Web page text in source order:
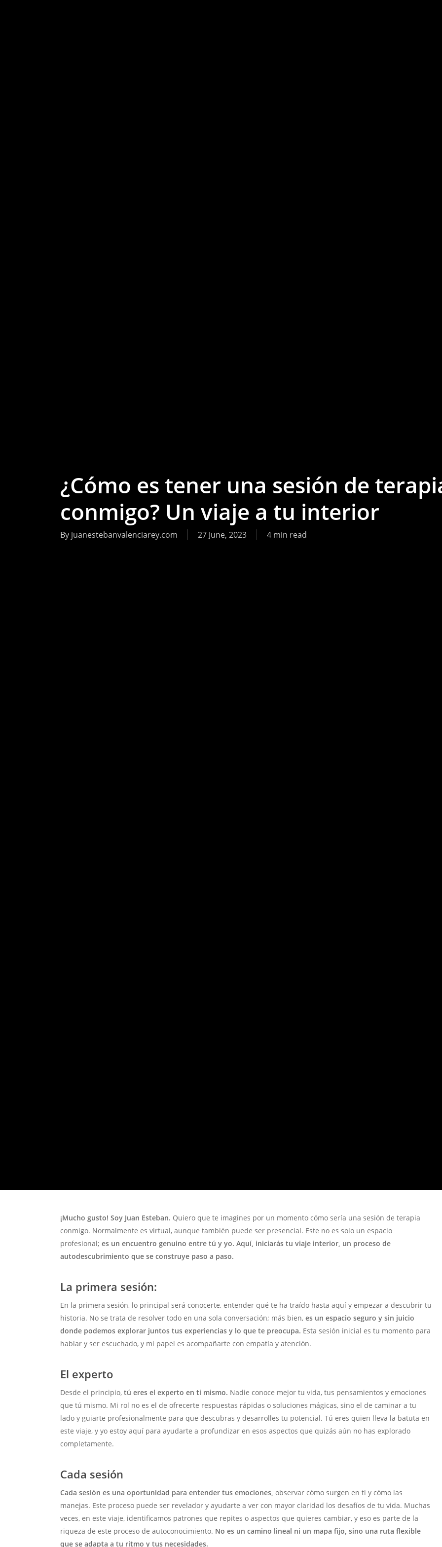
¿Cómo es tener una sesión de
conmigo? Un viaje a tu interior
By juanestebanvalenciarey.com 27 June, 2023 4 min read
¡Mucho gusto! Soy Juan Esteban. Quiero que te imagines por un momento cómo sería una sesión de terapia
conmigo. Normalmente es virtual, aunque también puede ser presencial. Este no es solo un espacio
profesional; es un encuentro genuino entre tú y yo. Aquí, iniciarás tu viaje interior, un proceso de
autodescubrimiento que se construye paso a paso.
La primera sesión:
En la primera sesión, lo principal será conocerte, entender qué te ha traído hasta aquí y empezar a descubrir tu
historia. No se trata de resolver todo en una sola conversación; más bien, es un espacio seguro y sin juicio
donde podemos explorar juntos tus experiencias y lo que te preocupa. Esta sesión inicial es tu momento para
hablar y ser escuchado, y mi papel es acompañarte con empatía y atención.
El experto
Desde el principio, tú eres el experto en ti mismo. Nadie conoce mejor tu vida, tus pensamientos y emociones
que tú mismo. Mi rol no es el de ofrecerte respuestas rápidas o soluciones mágicas, sino el de caminar a tu
lado y guiarte profesionalmente para que descubras y desarrolles tu potencial. Tú eres quien lleva la batuta en
este viaje, y yo estoy aquí para ayudarte a profundizar en esos aspectos que quizás aún no has explorado
completamente.
Cada sesión
Cada sesión es una oportunidad para entender tus emociones, observar cómo surgen en ti y cómo las
manejas. Este proceso puede ser revelador y ayudarte a ver con mayor claridad los desafíos de tu vida. Muchas
veces, en este viaje, identificamos patrones que repites o aspectos que quieres cambiar, y eso es parte de la
riqueza de este proceso de autoconocimiento. No es un camino lineal ni un mapa fijo, sino una ruta flexible
que se adapta a tu ritmo y tus necesidades.